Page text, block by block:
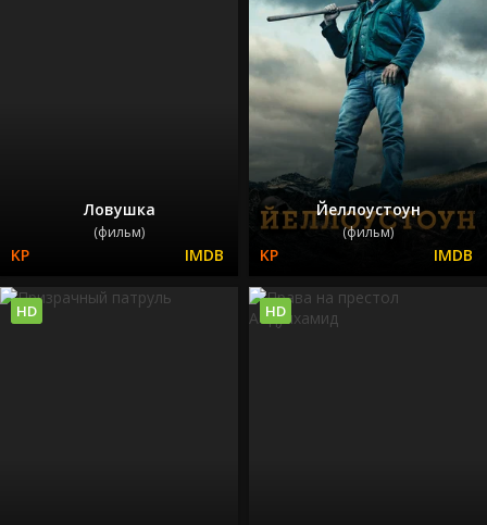
Ловушка
(фильм)
Йеллоустоун
(фильм)
HD HD